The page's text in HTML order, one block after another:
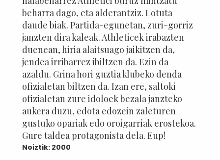
beharra dago, eta alderantziz. Lotuta
daude biak. Partida-egunetan, zuri-gorriz
janzten dira kaleak. Athleticek irabazten
duenean, hiria alaitsuago jaikitzen da,
jendea irribarrez ibiltzen da. Ezin da
azaldu. Grina hori guztia klubeko denda
ofizialetan biltzen da. Izan ere, saltoki
ofizialetan zure idoloek bezala janzteko
aukera duzu, edota edozein zaleturen
gustuko opariak edo oroigarriak erostekoa.
Gure taldea protagonista dela. Eup!
Noiztik: 2000